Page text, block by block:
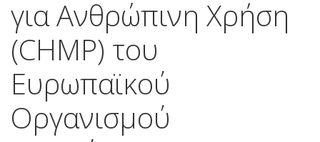
για Ανθρώπινη Χρήση
(CHMP) του
Ευρωπαϊκού
Οργανισμού